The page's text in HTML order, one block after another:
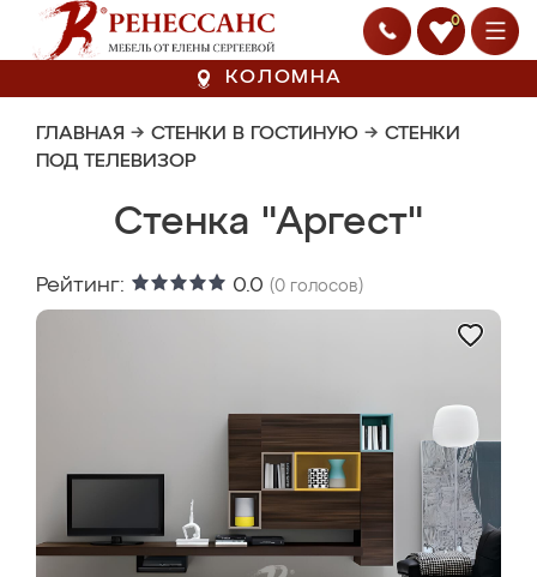
0
КОЛОМНА
ГЛАВНАЯ → СТЕНКИ В ГОСТИНУЮ → СТЕНКИ
ПОД ТЕЛЕВИЗОР
Стенка "Аргест"
Рейтинг: 0.0 (0 голосов)